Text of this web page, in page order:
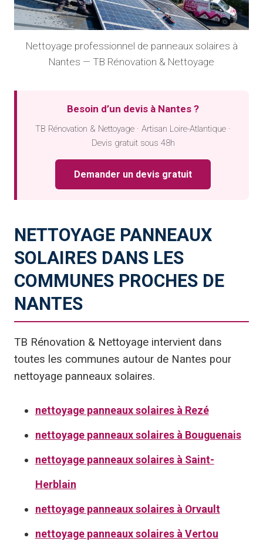
Nettoyage professionnel de panneaux solaires à
Nantes — TB Rénovation & Nettoyage
Besoin d’un devis à Nantes ?
TB Rénovation & Nettoyage · Artisan Loire-Atlantique ·
Devis gratuit sous 48h
Demander un devis gratuit
NETTOYAGE PANNEAUX
SOLAIRES DANS LES
COMMUNES PROCHES DE
NANTES
TB Rénovation & Nettoyage intervient dans
toutes les communes autour de Nantes pour
nettoyage panneaux solaires.
nettoyage panneaux solaires à Rezé
nettoyage panneaux solaires à Bouguenais
nettoyage panneaux solaires à Saint-
Herblain
nettoyage panneaux solaires à Orvault
nettoyage panneaux solaires à Vertou